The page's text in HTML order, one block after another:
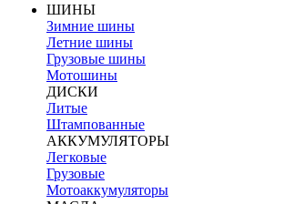
ШИНЫ
Зимние шины
Летние шины
Грузовые шины
Мотошины
ДИСКИ
Литые
Штампованные
АККУМУЛЯТОРЫ
Легковые
Грузовые
Мотоаккумуляторы